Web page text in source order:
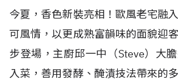
今夏，香色新裝亮相！歐風老宅融
可風情，以更成熟富韻味的面貌迎
步登場，主廚邱一中（Steve）大
入菜，善用發酵、醃漬技法帶來的